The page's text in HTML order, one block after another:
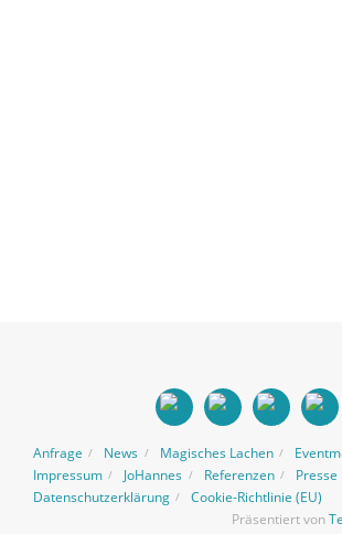
Anfrage News Magisches Lachen
Impressum
JoHannes Referenzen
Presse
Datenschutzerklärung
Cookie-Richtlinie (EU)
Präsentiert von